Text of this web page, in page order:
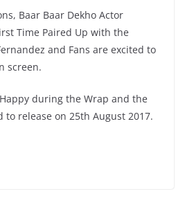
Baar Baar Dekho Actor
Time Paired Up with the
and Fans are excited to
screen.
during the Wrap and the
to release on 25th August 2017.